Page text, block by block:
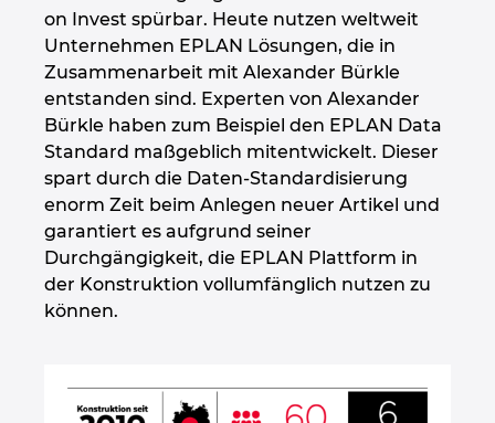
on Invest spürbar. Heute nutzen weltweit
Unternehmen EPLAN Lösungen, die in
Zusammenarbeit mit Alexander Bürkle
entstanden sind. Experten von Alexander
Bürkle haben zum Beispiel den EPLAN Data
Standard maßgeblich mitentwickelt. Dieser
spart durch die Daten-Standardisierung
enorm Zeit beim Anlegen neuer Artikel und
garantiert es aufgrund seiner
Durchgängigkeit, die EPLAN Plattform in
der Konstruktion vollumfänglich nutzen zu
können.
Indien
Indonesien
Irland
Israel
Italien
Japan
Kolumbien